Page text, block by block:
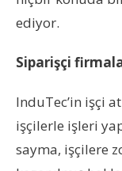
ediyor.
Siparişçi
InduTec’in işçi
işçilerle işleri
sayma, işçilere